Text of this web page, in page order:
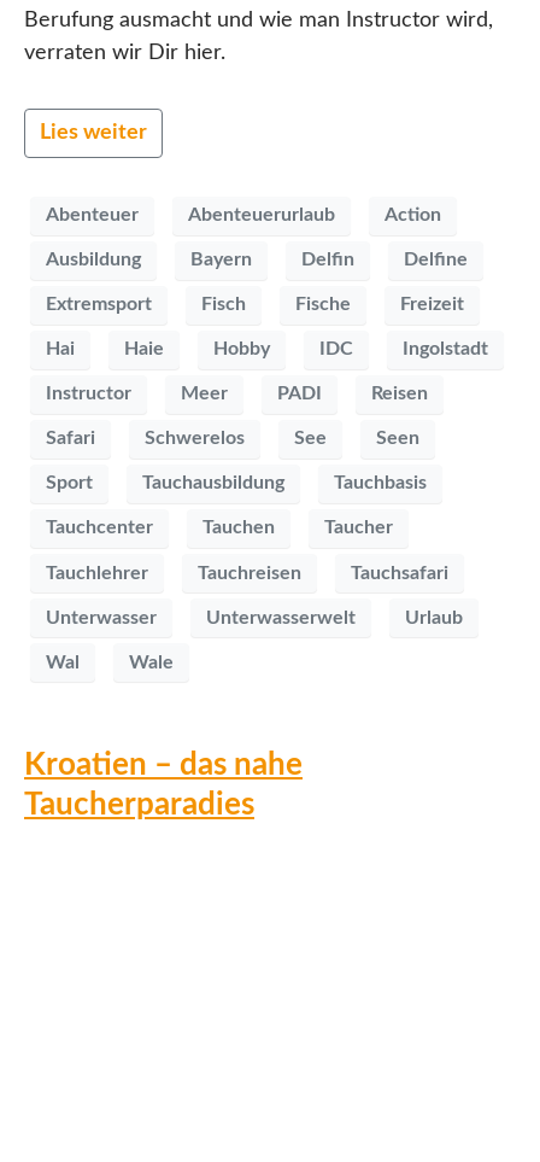
Berufung ausmacht und wie man Instructor wird,
verraten wir Dir hier.
Lies weiter
Abenteuer Abenteuerurlaub Action
Ausbildung Bayern Delfin Delfine
Extremsport Fisch Fische Freizeit
Hai Haie Hobby IDC Ingolstadt
Instructor Meer PADI Reisen
Safari Schwerelos See Seen
Sport Tauchausbildung Tauchbasis
Tauchcenter Tauchen Taucher
Tauchlehrer Tauchreisen Tauchsafari
Unterwasser Unterwasserwelt Urlaub
Wal Wale
Kroatien – das nahe
Taucherparadies